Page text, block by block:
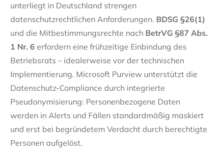
unterliegt in Deutschland strengen
datenschutzrechtlichen Anforderungen. BDSG §26(1)
und die Mitbestimmungsrechte nach BetrVG §87 Abs.
1 Nr. 6 erfordern eine frühzeitige Einbindung des
Betriebsrats – idealerweise vor der technischen
Implementierung. Microsoft Purview unterstützt die
Datenschutz-Compliance durch integrierte
Pseudonymisierung: Personenbezogene Daten
werden in Alerts und Fällen standardmäßig maskiert
und erst bei begründetem Verdacht durch berechtigte
Personen aufgelöst.